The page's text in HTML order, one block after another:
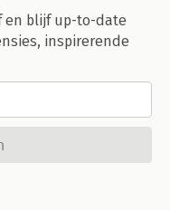
en blijf up-to-date
inspirerende